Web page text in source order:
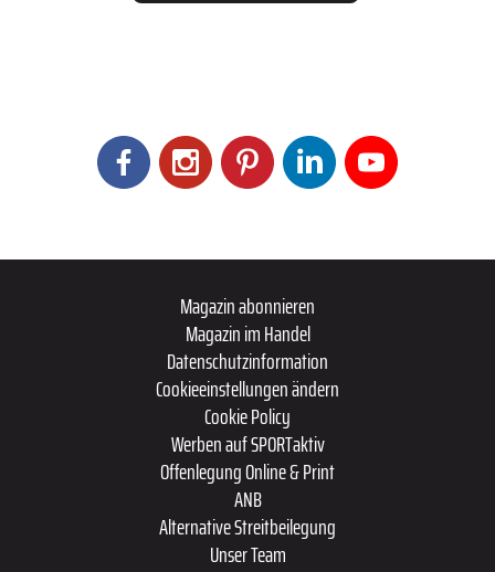
Magazin abonnieren
Magazin im Handel
Datenschutzinformation
Cookieeinstellungen ändern
Cookie Policy
Werben auf SPORTaktiv
Offenlegung Online & Print
ANB
Alternative Streitbeilegung
Unser Team